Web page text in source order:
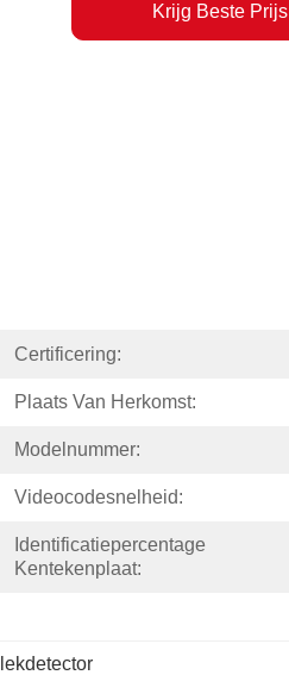
Krijg Beste Prijs
Certificering:
Plaats Van Herkomst:
Modelnummer:
Videocodesnelheid:
Identificatiepercentage
Kentekenplaat: